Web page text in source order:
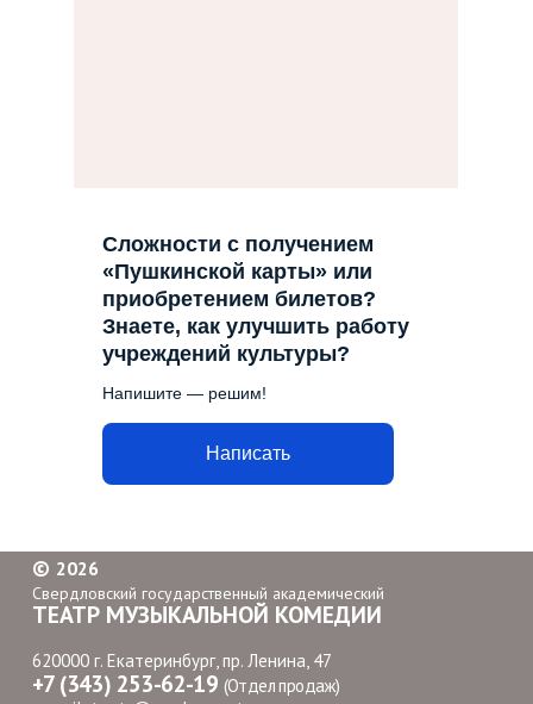
Сложности с получением
«Пушкинской карты» или
приобретением билетов?
Знаете, как улучшить работу
учреждений культуры?
Напишите — решим!
Написать
© 2026
Свердловский государственный академический
ТЕАТР МУЗЫКАЛЬНОЙ КОМЕДИИ
620000 г. Екатеринбург, пр. Ленина, 47
+7 (343) 253-62-19 (Отдел продаж)